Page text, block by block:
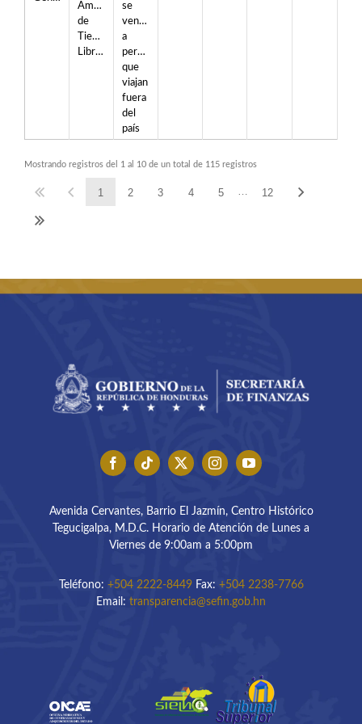
Ampliación
de
Tiendas
Libres.
se
venden
a
personas
que
viajan
fuera
del
país
Mostrando registros del 1 al 10 de un total de 115 registros
1 2 3 4 5 … 12
Avenida Cervantes, Barrio El Jazmín, Centro Histórico
Tegucigalpa, M.D.C. Horario de Atención de Lunes a
Viernes de 9:00am a 5:00pm
Teléfono: +504 2222-8449Fax: +504 2238-7766
Email: transparencia@sefin.gob.hn